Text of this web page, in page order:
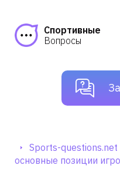
Спортивные
Вопросы
Sports-questions.net
основные позиции